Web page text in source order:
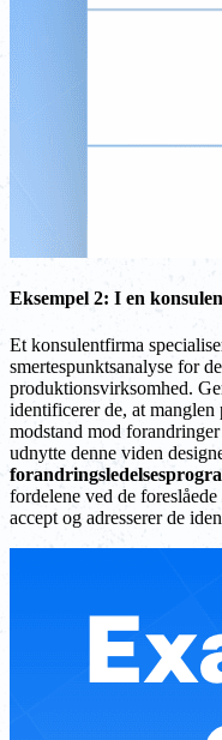
Eksempel 2: I en
Et konsulentfirma
smertespunktsanalyse for
produktionsvirksomhed.
identificerer de, at manglen
modstand mod
udnytte denne viden
fordelene ved de
accept og adresserer de